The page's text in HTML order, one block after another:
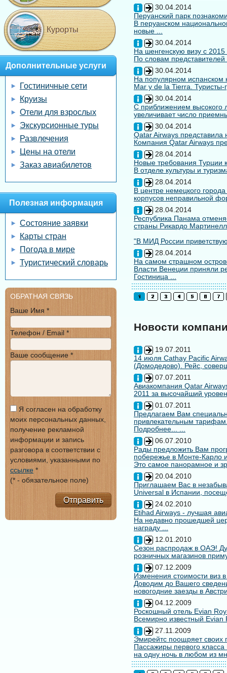
30.04.2014
Перуанский парк
В перуанском
новые ...
30.04.2014
На шенгенскую визу с 2015
По словам
30.04.2014
На популярном испанском
Mar y de la Tierra. Туристы-
30.04.2014
С приближением высокого
увеличивает число
30.04.2014
Qatar Airways
Компания Qatar Airways
28.04.2014
Новые требования Турции
В отделе культуры и
28.04.2014
В центре немецкого
корпусов неправильной
28.04.2014
Республика Панама
страны Рикардо
"В МИД России
28.04.2014
На самом страшном
Власти Венеции приняли
Гостиница ...
Новости
19.07.2011
14 июля Cathay Pacific
(Домодедово). Рейс,
07.07.2011
Авиакомпания Qatar
2011 за высочайший
01.07.2011
Предлагаем Вам
привлекательным
Подробнее... ...
06.07.2010
Рады предложить Вам
побережье в Монте-Карло
Это самое панорамное и
20.04.2010
Приглашаем Вас в
Universal в Испании,
24.02.2010
Etihad Airways - лучшая
На недавно прошедшей
награду ...
12.01.2010
Сезон распродаж в ОАЭ!
розничных магазинов
07.12.2009
Изменения стоимости виз
Доводим до Вашего
новогодние заезды в
04.12.2009
Роскошный отель Evian
Всемирно известный
27.11.2009
Эмирейтс поощряет своих
Пассажиры первого
на одну ночь в любом из
Курорты
Дополнительные услуги
Гостиничные сети
Круизы
Отели для взрослых
Экскурсионные туры
Развлечения
Цены на отели
Заказ авиабилетов
Полезная информация
Состояние заявки
Карты стран
Погода в мире
Туристический словарь
ОБРАТНАЯ СВЯЗЬ
Ваше Имя *
Телефон / Email *
Ваше сообщение *
Я согласен на обработку
моих персональных данных,
получение рекламной
информации и запись
разговора в соответствии с
условиями, указанными по
ссылке *
(* - обязательное поле)
Отправить